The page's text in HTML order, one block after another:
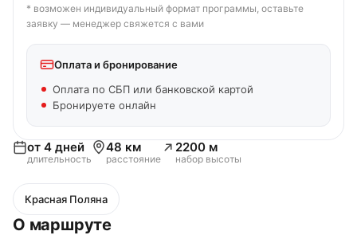
от 4 дней
длительность
48 км
расстояние
2200 м
набор высоты
Красная Поляна
О маршруте
* возможен индивидуальный формат программы, оставьте
заявку — менеджер свяжется с вами
Оплата и бронирование
Оплата по СБП или банковской картой
Бронируете онлайн